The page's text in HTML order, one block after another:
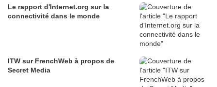
Le rapport d'Internet.org sur la
connectivité dans le monde
ITW sur FrenchWeb à propos de
Secret Media